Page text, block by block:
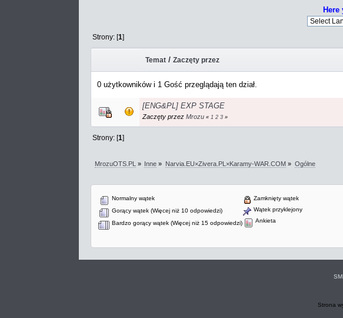
Strony: [1]
Temat/ Zaczęty przez
0 użytkowników i 1 Gość przeglądają ten dział.
[ENG&PL] EXP STAGE
Zaczęty przezMrozu « 1 2 3 »
Strony: [1]
MrozuOTS.PL » Inne » Narvia.EU×Zivera.PL×Karamy-WAR.COM » Ogólne
Normalny wątek
Gorący wątek (Więcej niż 10 odpowiedzi)
Bardzo gorący wątek (Więcej niż 15 odpowiedzi)
Zamknięty wątek
Wątek przyklejony
Ankieta
Strona